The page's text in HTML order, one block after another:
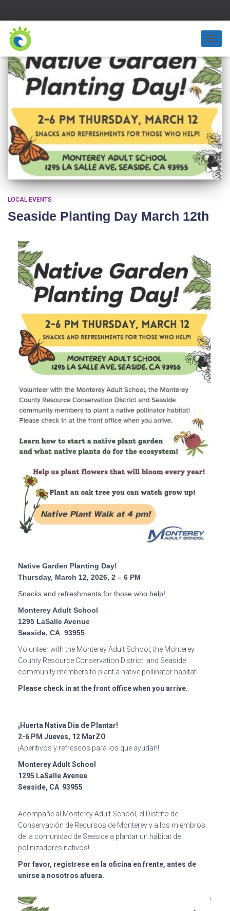
LOCAL EVENTS
Seaside Planting Day March 12th
Native Garden Planting Day!
Thursday, March 12, 2026, 2 – 6 PM
Snacks and refreshments for those who help!
Monterey Adult School
1295 LaSalle Avenue
Seaside, CA 93955
Volunteer with the Monterey Adult School, the Monterey
County Resource Conservation District, and Seaside
community members to plant a native pollinator habitat!
Please check in at the front office when you arrive.
¡Huerta Nativa Dia de Plantar!
2-6 PM Jueves, 12 MarZO
¡Aperitivos y refrescos para los que ayudan!
Monterey Adult School
1295 LaSalle Avenue
Seaside, CA 93955
Acompañe al Monterey Adult School, el Distrito de
Conservación de Recursos de Monterey y a los miembros
de la comunidad de Seaside a plantar un hábitat de
polinizadores nativos!
Por favor, regístrese en la oficina en frente, antes de
unirse a nosotros afuera.